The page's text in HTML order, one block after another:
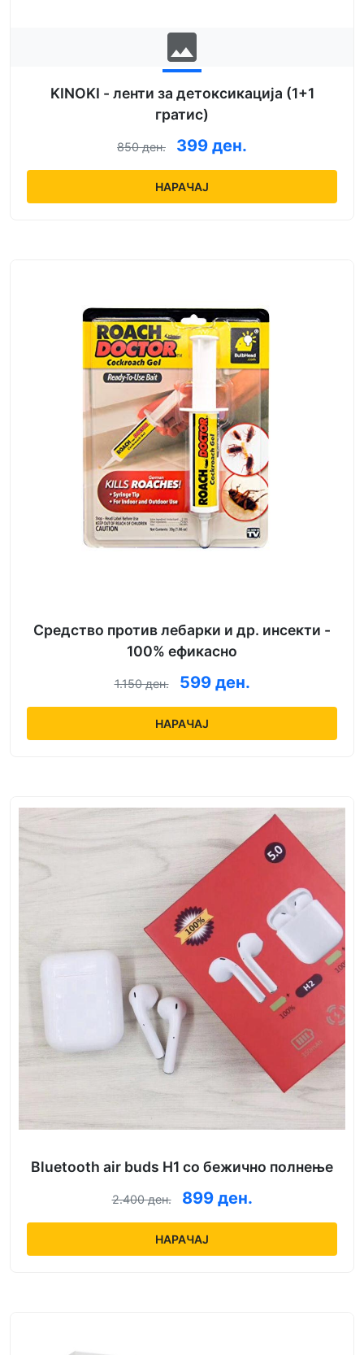
image
KINOKI - ленти за детоксикација (1+1
гратис)
850 ден. 399 ден.
НАРАЧАЈ
Средство против лебарки и др. инсекти -
100% ефикасно
1.150 ден. 599 ден.
НАРАЧАЈ
Bluetooth air buds H1 со бежично полнење
2.400 ден. 899 ден.
НАРАЧАЈ